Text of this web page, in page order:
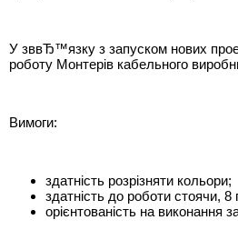
У зввЂ™язку з запуском нових
роботу Монтерів кабельного
Вимоги:
здатність розрізняти кольори;
здатність до роботи стоячи, 8
орієнтованість на виконання